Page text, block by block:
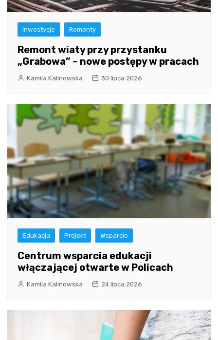
Inwestycje Remonty
Remont wiaty przy przystanku
„Grabowa” – nowe postępy w pracach
Kamila Kalinowska 30 lipca 2026
Edukacja Projekt Wsparcie
Centrum wsparcia edukacji
włączającej otwarte w Policach
Kamila Kalinowska 24 lipca 2026